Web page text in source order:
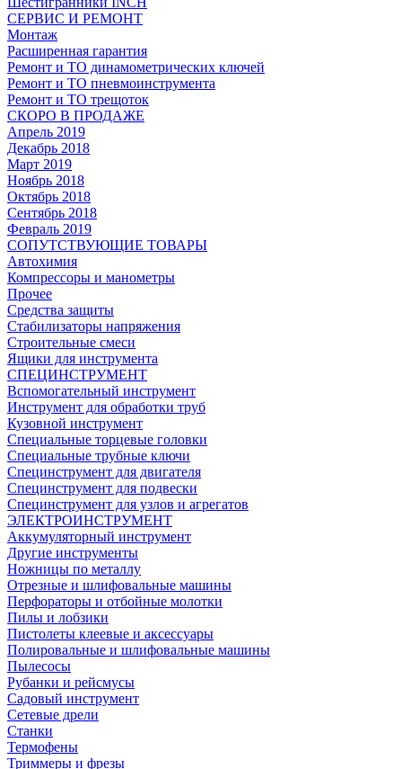
СЕРВИС И РЕМОНТ
Монтаж
Расширенная гарантия
Ремонт и ТО динамометрических ключей
Ремонт и ТО пневмоинструмента
Ремонт и ТО трещоток
СКОРО В ПРОДАЖЕ
Апрель 2019
Декабрь 2018
Март 2019
Ноябрь 2018
Октябрь 2018
Сентябрь 2018
Февраль 2019
СОПУТСТВУЮЩИЕ ТОВАРЫ
Автохимия
Компрессоры и манометры
Прочее
Средства защиты
Стабилизаторы напряжения
Строительные смеси
Ящики для инструмента
СПЕЦИНСТРУМЕНТ
Вспомогательный инструмент
Инструмент для обработки труб
Кузовной инструмент
Специальные торцевые головки
Специальные трубные ключи
Специнструмент для двигателя
Специнструмент для подвески
Специнструмент для узлов и агрегатов
ЭЛЕКТРОИНСТРУМЕНТ
Аккумуляторный инструмент
Другие инструменты
Ножницы по металлу
Отрезные и шлифовальные машины
Перфораторы и отбойные молотки
Пилы и лобзики
Пистолеты клеевые и аксессуары
Полировальные и шлифовальные машины
Пылесосы
Рубанки и рейсмусы
Садовый инструмент
Сетевые дрели
Станки
Термофены
Триммеры и фрезы